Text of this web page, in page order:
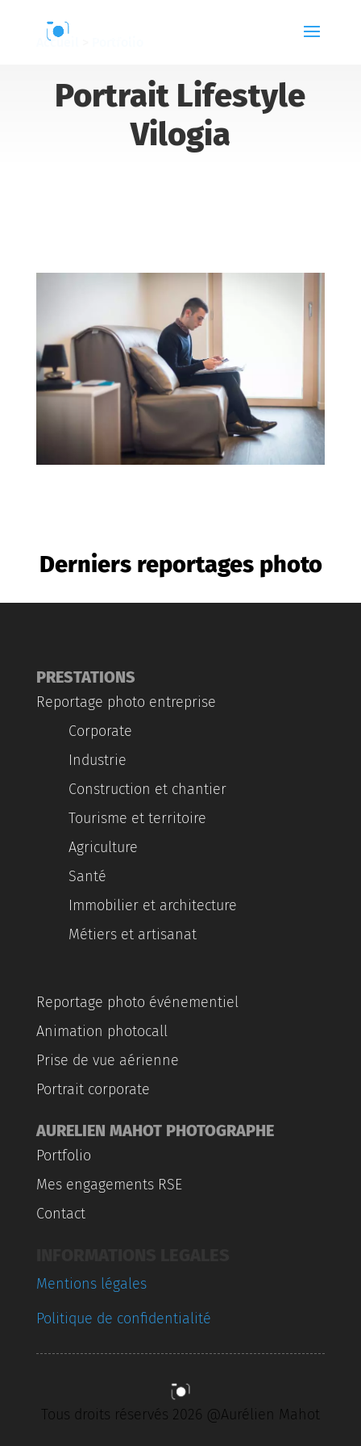
Accueil
Portrait Lifestyle
Vilogia
Derniers reportages photo
PRESTATIONS
Reportage photo entreprise
Corporate
Industrie
Construction et chantier
Tourisme et territoire
Agriculture
Santé
Immobilier et architecture
Métiers et artisanat
Reportage photo événementiel
Animation photocall
Prise de vue aérienne
Portrait corporate
AURELIEN MAHOT PHOTOGRAPHE
Portfolio
Mes engagements RSE
Contact
Mentions légales
Politique de confidentialité
Tous droits réservés 2026 @Aurélien Mahot